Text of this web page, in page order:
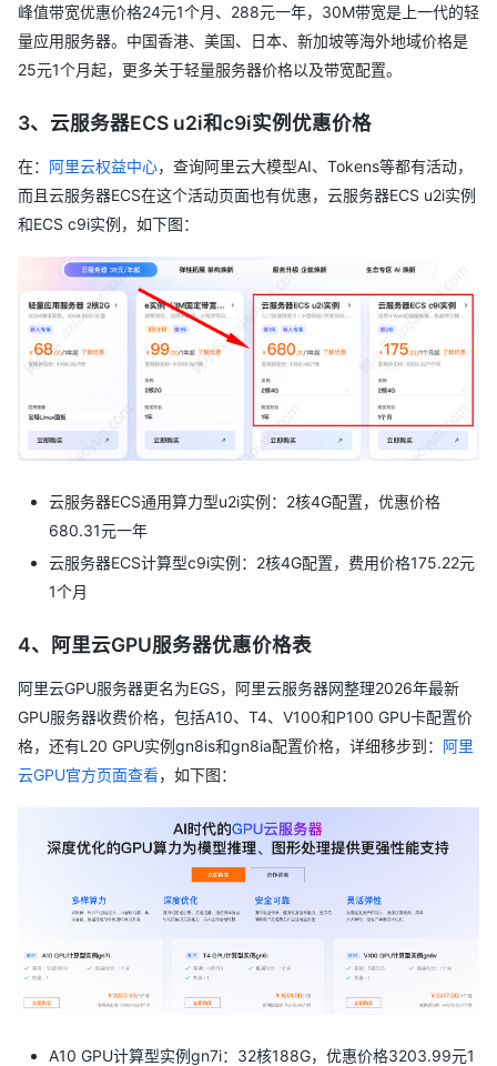
峰值带宽优惠价格24元1个月、288元一年，30M带宽是上一代的轻
量应用服务器。中国香港、美国、日本、新加坡等海外地域价格是
25元1个月起，更多关于轻量服务器价格以及带宽配置。
3、云服务器ECS u2i和c9i实例优惠价格
在： 阿里云权益中心，查询阿里云大模型AI、Tokens等都有活动，
而且云服务器ECS在这个活动页面也有优惠，云服务器ECS u2i实例
和ECS c9i实例，如下图：
云服务器ECS通用算力型u2i实例：2核4G配置，优惠价格
680.31元一年
云服务器ECS计算型c9i实例：2核4G配置，费用价格175.22元
1个月
4、阿里云GPU服务器优惠价格表
阿里云GPU服务器更名为EGS，阿里云服务器网整理2026年最新
GPU服务器收费价格，包括A10、T4、V100和P100 GPU卡配置价
格，还有L20 GPU实例gn8is和gn8ia配置价格，详细移步到： 阿里
云GPU官方页面查看，如下图：
A10 GPU计算型实例gn7i：32核188G，优惠价格3203.99元1